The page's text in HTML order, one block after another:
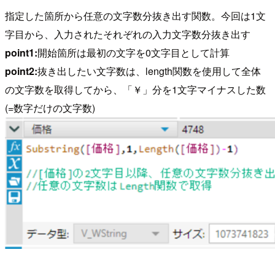
指定した箇所から任意の文字数分抜き出す関数。今回は1文
字目から、入力されたそれぞれの入力文字数分抜き出す
point1:開始箇所は最初の文字を0文字目として計算
point2:抜き出したい文字数は、length関数を使用して全体
の文字数を取得してから、「￥」分を1文字マイナスした数
(=数字だけの文字数)